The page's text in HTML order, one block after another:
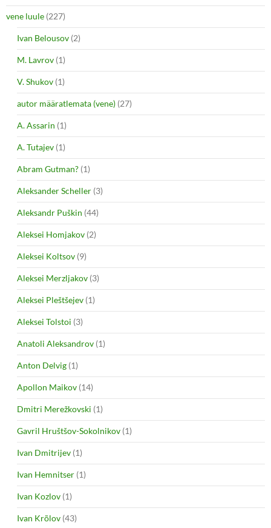
vene luule (227)
Ivan Belousov (2)
M. Lavrov (1)
V. Shukov (1)
autor määratlemata (vene) (27)
A. Assarin (1)
A. Tutajev (1)
Abram Gutman? (1)
Aleksander Scheller (3)
Aleksandr Puškin (44)
Aleksei Homjakov (2)
Aleksei Koltsov (9)
Aleksei Merzljakov (3)
Aleksei Pleštšejev (1)
Aleksei Tolstoi (3)
Anatoli Aleksandrov (1)
Anton Delvig (1)
Apollon Maikov (14)
Dmitri Merežkovski (1)
Gavril Hruštšov-Sokolnikov (1)
Ivan Dmitrijev (1)
Ivan Hemnitser (1)
Ivan Kozlov (1)
Ivan Krõlov (43)